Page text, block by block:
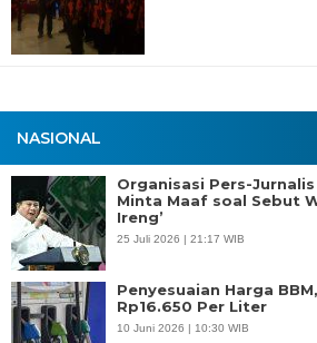
NASIONAL
Organisasi Pers-
Minta Maaf soal Sebut
Ireng’
25 Juli 2026 | 21:17 WIB
Penyesuaian Harga
Rp16.650 Per Liter
10 Juni 2026 | 10:30 WIB